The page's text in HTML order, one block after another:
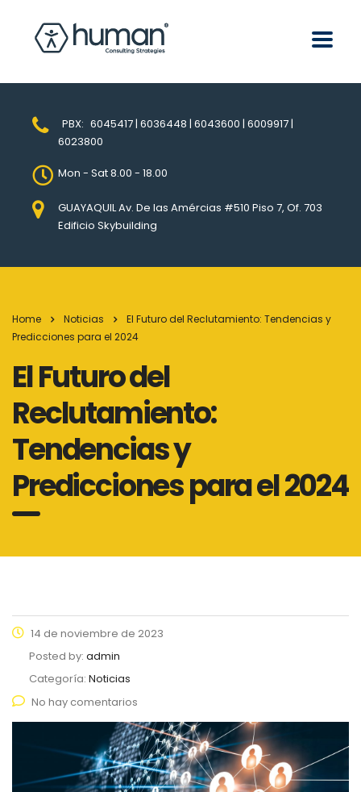
PBX: 6045417 | 6036448 | 6043600 | 6009917 |
6023800
Mon - Sat 8.00 - 18.00
GUAYAQUIL Av. De las Amércias #510 Piso 7, Of. 703
Edificio Skybuilding
Home Noticias
El Futuro del Reclutamiento: Tendencias y
Predicciones para el 2024
El Futuro del
Reclutamiento:
Tendencias y
Predicciones para el 2024
14 de noviembre de 2023
Posted by: admin
Categoría: Noticias
No hay comentarios